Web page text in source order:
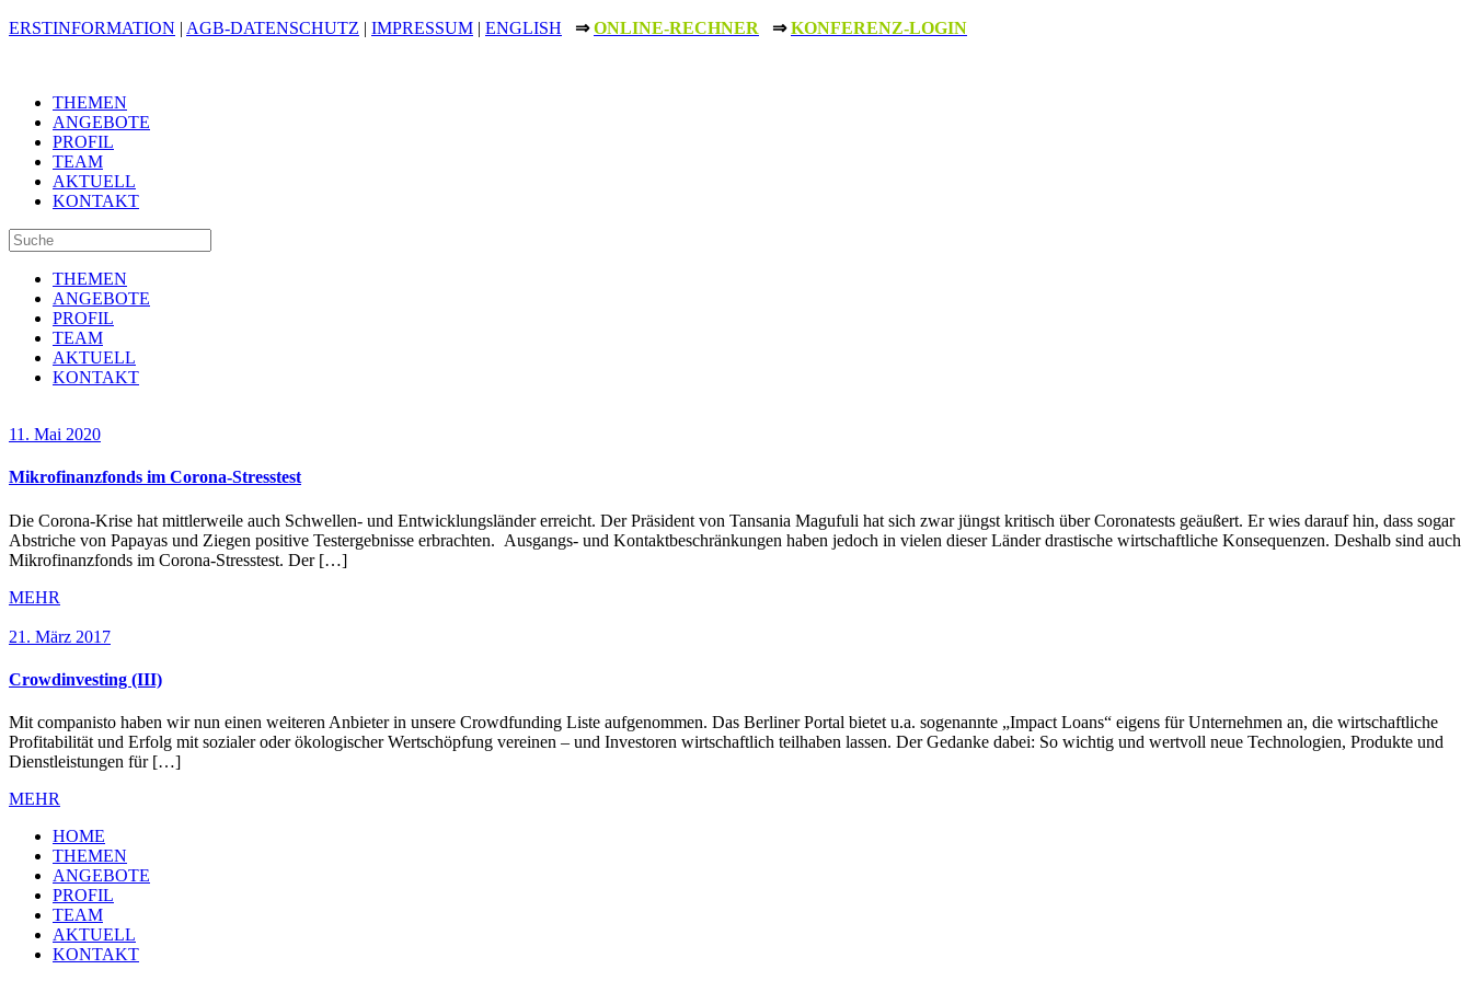
ERSTINFORMATION | AGB-DATENSCHUTZ | IMPRESSUM | ENGLISH ⇒ONLINE-RECHNER ⇒ KONFERENZ-LOGIN
THEMEN
ANGEBOTE
PROFIL
TEAM
AKTUELL
KONTAKT
THEMEN
ANGEBOTE
PROFIL
TEAM
AKTUELL
KONTAKT
11. Mai 2020
Mikrofinanzfonds im Corona-Stresstest
Die Corona-Krise hat mittlerweile auch Schwellen- und Entwicklungsländer erreicht. Der Präsident von Tansania Magufuli hat sich zwar jüngst kritisch über Coronatests geäußert. Er wies darauf hin, dass sogar
Abstriche von Papayas und Ziegen positive Testergebnisse erbrachten. Ausgangs- und Kontaktbeschränkungen haben jedoch in vielen dieser Länder drastische wirtschaftliche Konsequenzen. Deshalb sind auch
Mikrofinanzfonds im Corona-Stresstest. Der […]
MEHR
21. März 2017
Crowdinvesting (III)
Mit companisto haben wir nun einen weiteren Anbieter in unsere Crowdfunding Liste aufgenommen. Das Berliner Portal bietet u.a. sogenannte „Impact Loans“ eigens für Unternehmen an, die wirtschaftliche
Profitabilität und Erfolg mit sozialer oder ökologischer Wertschöpfung vereinen – und Investoren wirtschaftlich teilhaben lassen. Der Gedanke dabei: So wichtig und wertvoll neue Technologien, Produkte und
Dienstleistungen für […]
MEHR
HOME
THEMEN
ANGEBOTE
PROFIL
TEAM
AKTUELL
KONTAKT